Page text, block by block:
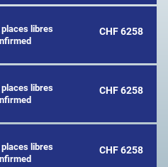
places libres
CHF 6258
places libres
CHF 6258
places libres
CHF 6258